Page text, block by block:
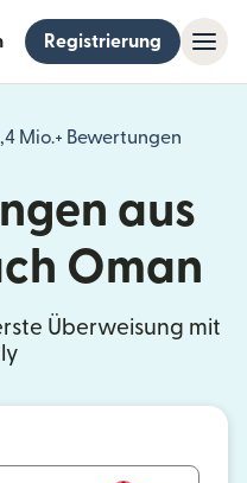
Registrierung
Mio.+ Bewertungen
aus
Oman
Überweisung mit